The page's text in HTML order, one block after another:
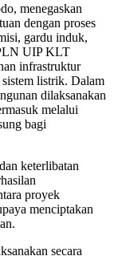
menegaskan
dengan proses
gardu induk,
UIP KLT
infrastruktur
listrik. Dalam
dilaksanakan
melalui
bagi
keterlibatan
proyek
menciptakan
secara